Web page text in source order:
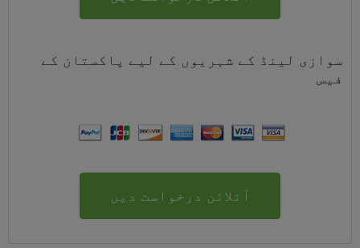
سوازی لینڈ کے شہریوں کے لیے پاکستان کے
فیس
آنلائن درخواست دیں